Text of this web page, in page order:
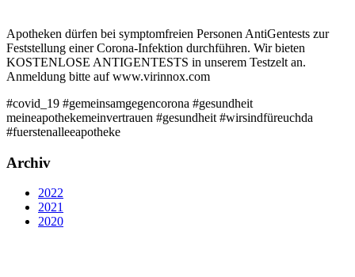
Apotheken dürfen bei symptomfreien Personen AntiGentests zur
Feststellung einer Corona-Infektion durchführen. Wir bieten
KOSTENLOSE ANTIGENTESTS in unserem Testzelt an.
Anmeldung bitte auf www.virinnox.com
#covid_19 #gemeinsamgegencorona #gesundheit
meineapothekemeinvertrauen #gesundheit #wirsindfüreuchda
#fuerstenalleeapotheke
Archiv
2022
2021
2020